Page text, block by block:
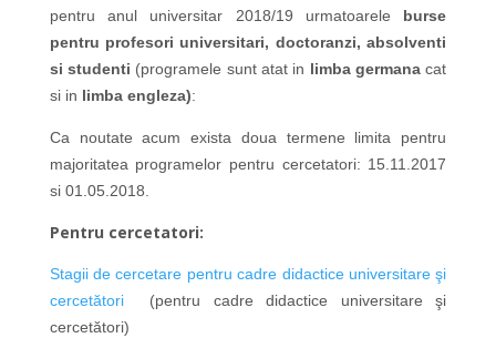
pentru anul universitar 2018/19 urmatoarele burse
pentru profesori universitari, doctoranzi, absolventi
si studenti (programele sunt atat in limba germanacat
si in limba engleza):
Ca noutate acum exista doua termene limita pentru
majoritatea programelor pentru cercetatori: 15.11.2017
si 01.05.2018.
Pentru cercetatori:
Stagii de cercetare pentru cadre didactice universitare şi
cercetători
(pentru cadre didactice universitareşi
cercetători)